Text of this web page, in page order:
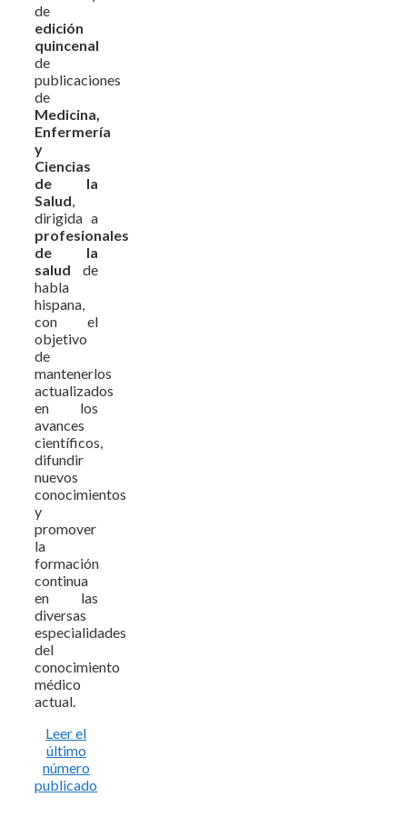
de
edición
quincenal
de
publicaciones
de
Medicina,
Enfermería
y
Ciencias
de la
Salud,
dirigida a
profesionales
de la
salud de
habla
hispana,
con el
objetivo
de
mantenerlos
actualizados
en los
avances
científicos,
difundir
nuevos
conocimientos
y
promover
la
formación
continua
en las
diversas
especialidades
del
conocimiento
médico
actual.
Leer el
último
número
publicado